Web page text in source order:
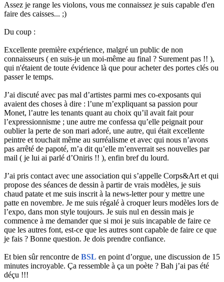
Assez je range les violons, vous me connaissez je suis capable d'en
faire des caisses... ;)
Du coup :
Excellente première expérience, malgré un public de non
connaisseurs ( en suis-je un moi-même au final ? Surement pas !! ),
qui n'étaient de toute évidence là que pour acheter des portes clés ou
passer le temps.
J’ai discuté avec pas mal d’artistes parmi mes co-exposants qui
avaient des choses à dire : l’une m’expliquant sa passion pour
Monet, l’autre les tenants quant au choix qu’il avait fait pour
l’expressionnisme ; une autre me confessa qu’elle peignait pour
oublier la perte de son mari adoré, une autre, qui était excellente
peintre et touchait même au surréalisme et avec qui nous n’avons
pas arrêté de papoté, m’a dit qu’elle m’enverrait ses nouvelles par
mail ( je lui ai parlé d’Oniris !! ), enfin bref du lourd.
J’ai pris contact avec une association qui s’appelle Corps&Art et qui
propose des séances de dessin à partir de vrais modèles, je suis
chaud patate et me suis inscrit à la news-letter pour y mettre une
patte en novembre. Je me suis régalé à croquer leurs modèles lors de
l’expo, dans mon style toujours. Je suis nul en dessin mais je
commence à me demander que si moi je suis incapable de faire ce
que les autres font, est-ce que les autres sont capable de faire ce que
je fais ? Bonne question. Je dois prendre confiance.
Et bien sûr rencontre de BSL en point d’orgue, une discussion de 15
minutes incroyable. Ça ressemble à ça un poète ? Bah j’ai pas été
déçu !!!